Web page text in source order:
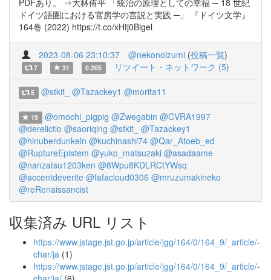
PDFあり。 ⇒大林侑平 「統治の原理としての幸福 ─ 18 世紀
ドイツ語圏における官房学の言説と実践 ─」 『ドイツ文学』
164巻 (2022) https://t.co/xHtj0Blgel
2023-08-06 23:10:37 @nekonoizumi (投稿一覧)
7 31 0.205 リツイート・ネットワーク (5)
5 @stkit_ @Tazackey1 @morita11
19 @omochi_pigpig @Zwegabin @CVRA1997
@derelictio @saoriqing @stkit_ @Tazackey1
@hinuberdunkeln @kuchinashi74 @Qar_Atoeb_ed
@RuptureEpistem @yuko_matsuzaki @asadaame
@nanzatsu1203ken @8Wpu8KDLRCtYWsq
@accentdeverite @fafacloud0306 @mruzumakineko
@reRenaissancist
収集済み URL リスト
https://www.jstage.jst.go.jp/article/jgg/164/0/164_9/_article/-
char/ja (1)
https://www.jstage.jst.go.jp/article/jgg/164/0/164_9/_article/-